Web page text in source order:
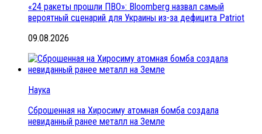
«24 ракеты прошли ПВО»: Bloomberg назвал самый
вероятный сценарий для Украины из-за дефицита Patriot
09.08.2026
Наука
Сброшенная на Хиросиму атомная бомба создала
невиданный ранее металл на Земле